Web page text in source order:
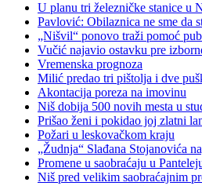
U planu tri železničke stanice u
Pavlović: Obilaznica ne sme da
„Nišvil“ ponovo traži pomoć
Vučić najavio ostavku pre
Vremenska prognoza
Milić predao tri pištolja i dve
Akontacija poreza na imovinu
Niš dobija 500 novih mesta u
Prišao ženi i pokidao joj zlatni
Požari u leskovačkom kraju
„Žudnja“ Slađana Stojanovića
Promene u saobraćaju u
Niš pred velikim saobraćajnim